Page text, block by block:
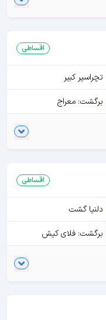
اقساطی
تچراسیر کبیر
برگشت: معراج
اقساطی
دلنیا گشت
برگشت: فلای کیش